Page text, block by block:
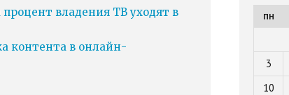
владения ТВ уходят в
контента в онлайн-
ПН
3
10